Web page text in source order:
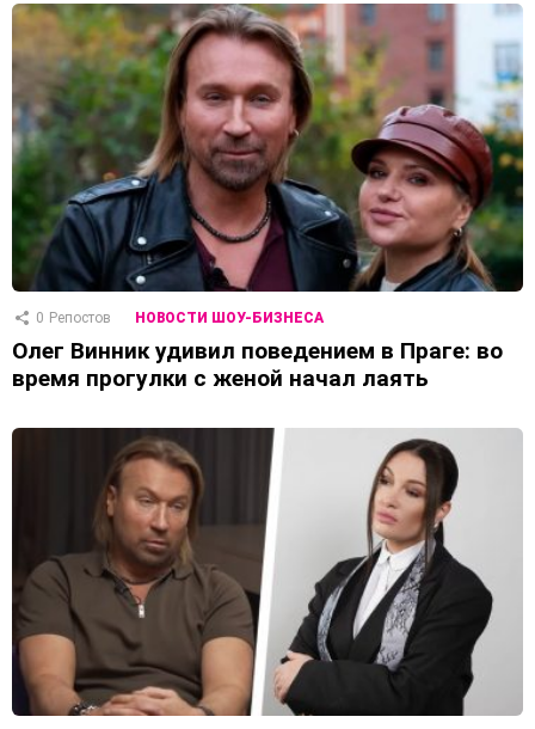
0 Репостов НОВОСТИ ШОУ-БИЗНЕСА
Олег Винник удивил поведением в Праге: во
время прогулки с женой начал лаять